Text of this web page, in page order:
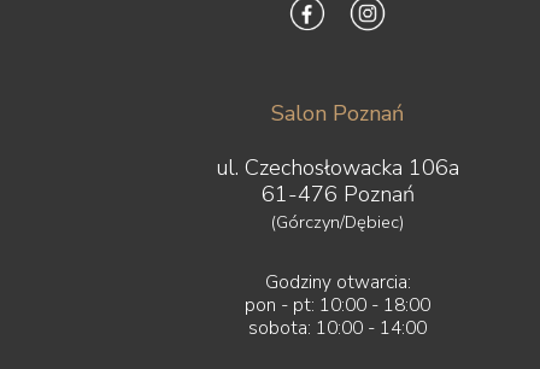
Salon Poznań
ul. Czechosłowacka 106a
61-476 Poznań
(Górczyn/Dębiec)
Godziny otwarcia:
pon - pt: 10:00 - 18:00
sobota: 10:00 - 14:00